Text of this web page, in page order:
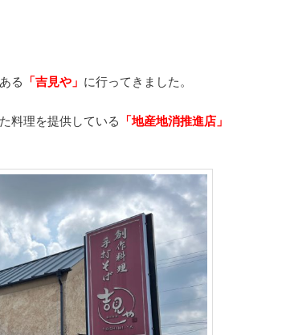
る 「吉見や」 に行ってきました。
料理を提供している 「地産地消推進店」